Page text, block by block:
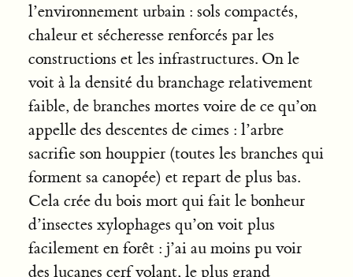
l’environnement urbain : sols compactés,
chaleur et sécheresse renforcés par les
constructions et les infrastructures. On le
voit à la densité du branchage relativement
faible, de branches mortes voire de ce qu’on
appelle des descentes de cimes : l’arbre
sacrifie son houppier (toutes les branches qui
forment sa canopée) et repart de plus bas.
Cela crée du bois mort qui fait le bonheur
d’insectes xylophages qu’on voit plus
facilement en forêt : j’ai au moins pu voir
des lucanes cerf volant, le plus grand